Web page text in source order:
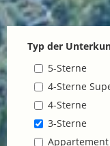
Typ der
5-Sterne
4-Sterne
4-Sterne
3-Sterne
Appartement